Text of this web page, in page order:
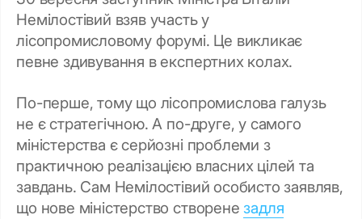
Немілостівий взяв участь у
лісопромисловому форумі. Це викликає
певне здивування в експертних колах.
По-перше, тому що лісопромислова галузь
не є стратегічною. А по-друге, у самого
міністерства є серйозні проблеми з
практичною реалізацією власних цілей та
завдань. Сам Немілостівий особисто заявляв,
що нове міністерство створенезадля